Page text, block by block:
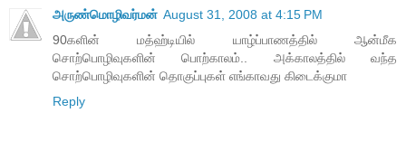
அருண்மொழிவர்மன் August 31, 2008 at 4:15 PM
90களின் மத்ஹ்டியில் யாழ்ப்பாணத்தில் ஆன்மீக
சொற்பொழிவுகளின் பொற்காலம்.. அக்காலத்தில் வந்த
சொற்பொழிவுகளின் தொகுப்புகள் எங்காவது கிடைக்குமா
Reply